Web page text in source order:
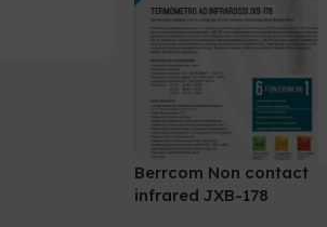
Berrcom Non contact
infrared JXB-178